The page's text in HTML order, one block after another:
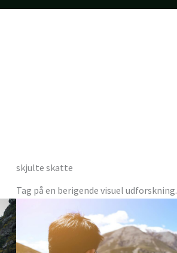
skjulte skatte
Tag på en berigende visuel udforskning.